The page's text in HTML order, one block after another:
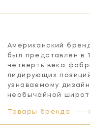
Американский
был представлен в
четверть века
лидирующих
узнаваемому
необычайной
Товары бренда